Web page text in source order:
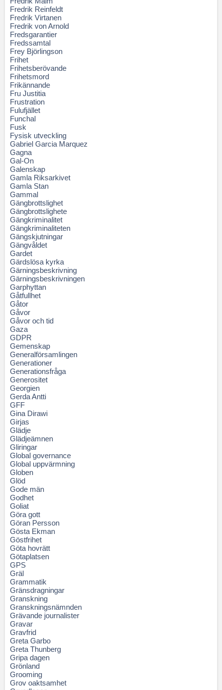
Fredrik Reinfeldt
Fredrik Virtanen
Fredrik von Arnold
Fredsgarantier
Fredssamtal
Frey Björlingson
Frihet
Frihetsberövande
Frihetsmord
Frikännande
Fru Justitia
Frustration
Fulufjället
Funchal
Fusk
Fysisk utveckling
Gabriel Garcia Marquez
Gagna
Gal-On
Galenskap
Gamla Riksarkivet
Gamla Stan
Gammal
Gängbrottslighet
Gängbrottslighete
Gängkriminalitet
Gängkriminaliteten
Gängskjutningar
Gängvåldet
Gardet
Gärdslösa kyrka
Gärningsbeskrivning
Gärningsbeskrivningen
Garphyttan
Gåtfullhet
Gåtor
Gåvor
Gåvor och tid
Gaza
GDPR
Gemenskap
Generalförsamlingen
Generationer
Generationsfråga
Generositet
Georgien
Gerda Antti
GFF
Gina Dirawi
Girjas
Glädje
Glädjeämnen
Gliringar
Global governance
Global uppvärmning
Globen
Glöd
Gode män
Godhet
Goliat
Göra gott
Göran Persson
Gösta Ekman
Göstfrihet
Göta hovrätt
Götaplatsen
GPS
Gräl
Grammatik
Gränsdragningar
Granskning
Granskningsnämnden
Grävande journalister
Gravar
Gravfrid
Greta Garbo
Greta Thunberg
Gripa dagen
Grönland
Grooming
Grov oaktsamhet